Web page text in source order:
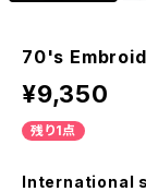
70's
¥9,350
残り1点
International